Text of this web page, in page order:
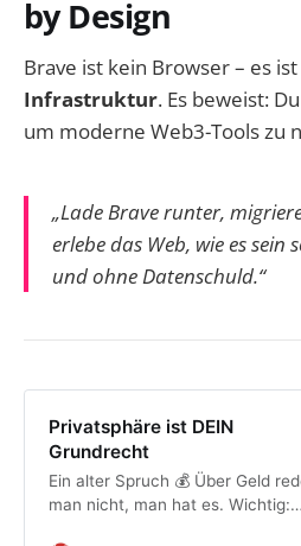
by Design
Brave ist kein Browser – es
Infrastruktur. Es beweist:
um moderne Web3-Tools zu
„Lade Brave runter,
erlebe das Web, wie es sein
und ohne Datenschuld.“
Privatsphäre ist DEIN
Grundrecht
Ein alter Spruch 💰 Über Geld
man nicht, man hat es. Wichtig: